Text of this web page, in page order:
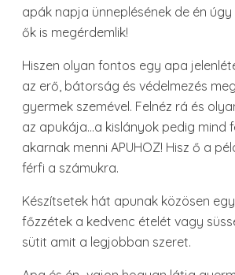
apák napja ünneplésének de én
ők is megérdemlik!
Hiszen olyan fontos egy apa
az erő, bátorság és védelmezés
gyermek szemével. Felnéz rá és
az apukája…a kislányok pedig mind
akarnak menni APUHOZ! Hisz ő a
férfi a számukra.
Készítsetek hát apunak közösen
főzzétek a kedvenc ételét vagy
sütit amit a legjobban szeret.